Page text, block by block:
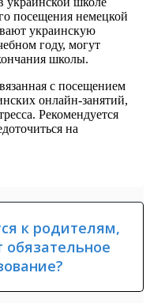
посещения немецкой
украинскую
году, могут
школы.
с посещением
онлайн-занятий,
Рекомендуется
на
к родителям,